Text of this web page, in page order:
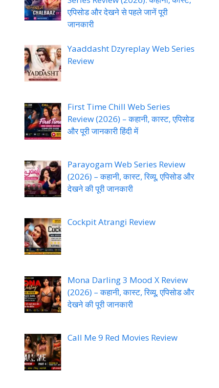
एपिसोड और देखने से पहले जानें पूरी
जानकारी
Yaaddasht Dzyreplay Web Series
Review
First Time Chill Web Series
Review (2026) – कहानी, कास्ट, एपिसोड
और पूरी जानकारी हिंदी में
Parayogam Web Series Review
(2026) – कहानी, कास्ट, रिव्यू, एपिसोड और
देखने की पूरी जानकारी
Cockpit Atrangi Review
Mona Darling 3 Mood X Review
(2026) – कहानी, कास्ट, रिव्यू, एपिसोड और
देखने की पूरी जानकारी
Call Me 9 Red Movies Review